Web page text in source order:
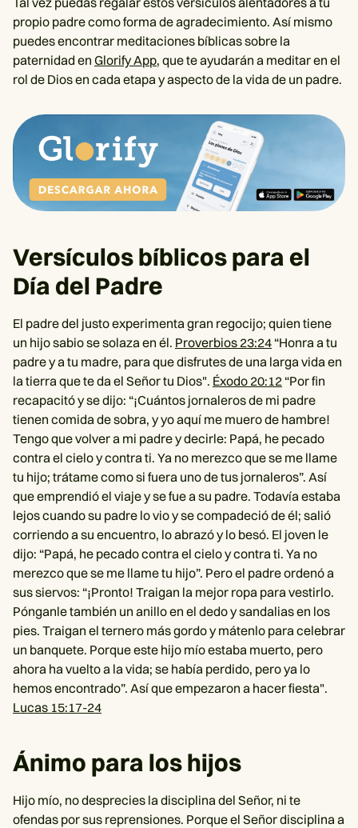
propio padre como forma de agradecimiento. Así mismo
puedes encontrar meditaciones bíblicas sobre la
paternidad en Glorify App, que te ayudarán a meditar en el
rol de Dios en cada etapa y aspecto de la vida de un padre.
Versículos bíblicos para el
Día del Padre
El padre del justo experimenta gran regocijo; quien tiene
un hijo sabio se solaza en él. Proverbios 23:24 “Honra a tu
padre y a tu madre, para que disfrutes de una larga vida en
la tierra que te da el Señor tu Dios". Éxodo 20:12 “Por fin
recapacitó y se dijo: “¡Cuántos jornaleros de mi padre
tienen comida de sobra, y yo aquí me muero de hambre!
Tengo que volver a mi padre y decirle: Papá, he pecado
contra el cielo y contra ti. Ya no merezco que se me llame
tu hijo; trátame como si fuera uno de tus jornaleros”. Así
que emprendió el viaje y se fue a su padre. Todavía estaba
lejos cuando su padre lo vio y se compadeció de él; salió
corriendo a su encuentro, lo abrazó y lo besó. El joven le
dijo: “Papá, he pecado contra el cielo y contra ti. Ya no
merezco que se me llame tu hijo”. Pero el padre ordenó a
sus siervos: “¡Pronto! Traigan la mejor ropa para vestirlo.
Pónganle también un anillo en el dedo y sandalias en los
pies. Traigan el ternero más gordo y mátenlo para celebrar
un banquete. Porque este hijo mío estaba muerto, pero
ahora ha vuelto a la vida; se había perdido, pero ya lo
hemos encontrado”. Así que empezaron a hacer fiesta".
Lucas 15:17-24
Ánimo para los hijos
Hijo mío, no desprecies la disciplina del Señor, ni te
ofendas por sus reprensiones. Porque el Señor disciplina a